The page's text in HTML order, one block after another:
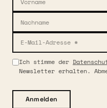
Ich stimme der
Newsletter erhalten.
Anmelden